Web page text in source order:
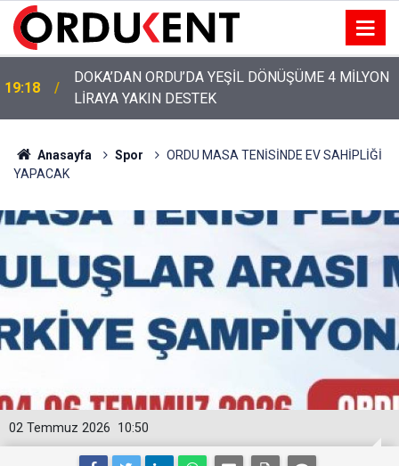
12:46
YENİ PARTİ’NİN ORDU’DAKİ 69 KİŞİLİK KURUCU
KADROSU AÇIKLANDI
Anasayfa Spor
ORDU MASA TENİSİNDE EV SAHİPLİĞİ
YAPACAK
10:50
02 Temmuz 2026